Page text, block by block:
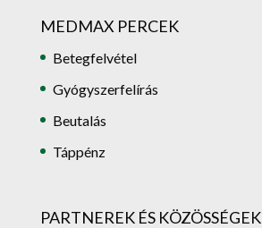
MEDMAX PERCEK
Betegfelvétel
Gyógyszerfelírás
Beutalás
Táppénz
PARTNEREK ÉS KÖZÖSSÉGEK